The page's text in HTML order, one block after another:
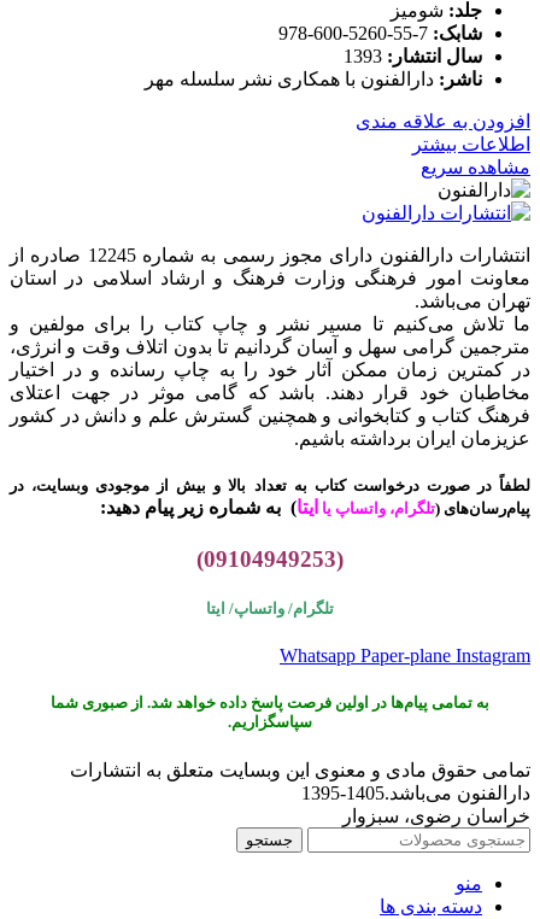
جلد: شومیز
شابک:
سال انتشار:
ناشر: دارالفنون با همکاری نشر سلسله مهر
افزودن به علاقه مندی
اطلاعات بیشتر
مشاهده سریع
انتشارات دارالفنون دارای مجوز رسمی به شماره 12245 صادره از
معاونت امور فرهنگی وزارت فرهنگ و ارشاد اسلامی در استان
تهران می‌باشد.
ما تلاش می‌کنیم تا مسیر نشر و چاپ کتاب را برای مولفین و
مترجمین گرامی سهل و آسان گردانیم تا بدون اتلاف وقت و انرژی،
در کمترین زمان ممکن آثار خود را به چاپ رسانده و در اختیار
مخاطبان خود قرار دهند. باشد که گامی موثر در جهت اعتلای
فرهنگ کتاب و کتابخوانی و همچنین گسترش علم و دانش در کشور
عزیزمان ایران برداشته باشیم.
لطفاً در صورت درخواست کتاب به تعداد بالا و بیش از موجودی وبسایت، در
پیام‌رسان‌های (تلگرام، واتساپ یا ایتا) به شماره زیر پیام دهید:
(09104949253)
تلگرام/ واتساپ/ ایتا
Whatsapp Paper-plane Instagram
به تمامی پیام‌ها در اولین فرصت پاسخ داده خواهد شد. از صبوری شما
سپاسگزاریم.
تمامی حقوق مادی و معنوی این وبسایت متعلق به انتشارات
دارالفنون می‌باشد.1405-1395
خراسان رضوی، سبزوار
جستجو
منو
دسته بندی ها